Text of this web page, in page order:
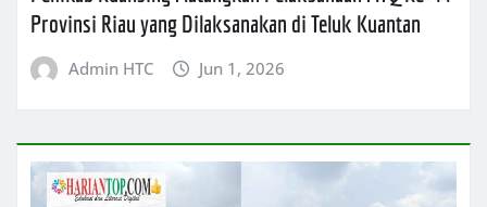
Provinsi Riau yang Dilaksanakan di Teluk Kuantan
Admin HTC Jun 1, 2026